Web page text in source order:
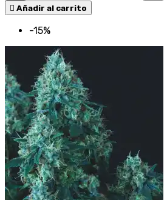
 Añadir al carrito
-15%